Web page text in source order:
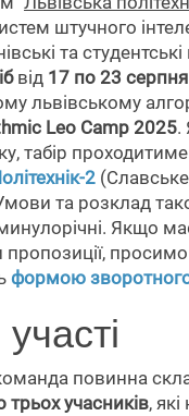
штучного
та
від 17 по 23 серпня
львівському
Leo Camp 2025.
табір проходитиме
2
та розклад
Якщо
пропозиції, просимо
формою
повинна
трьох учасників,